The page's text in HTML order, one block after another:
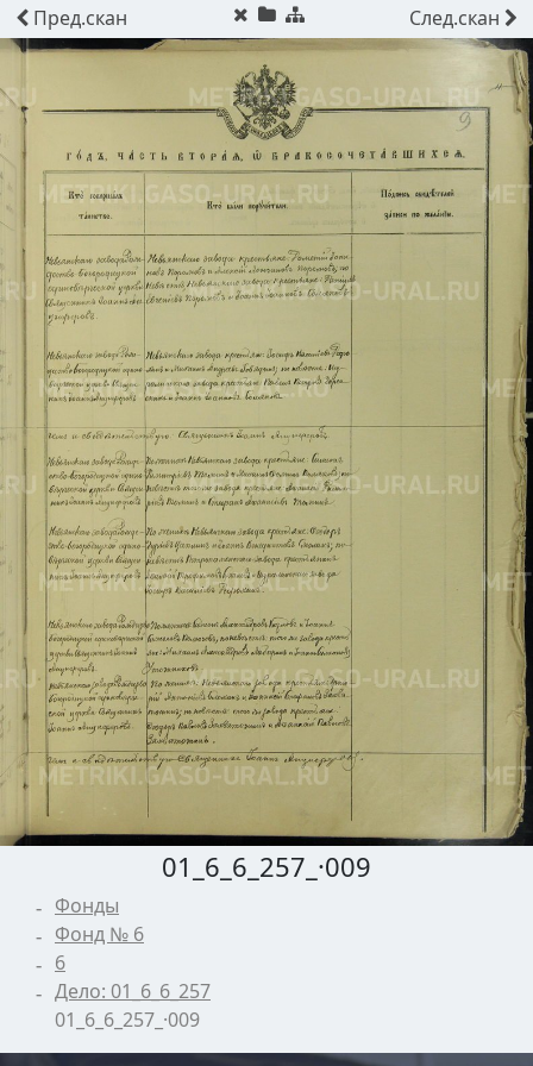
Пред.скан След.скан
01_6_6_257_·009
Фонды
Фонд № 6
6
Дело: 01_6_6_257
01_6_6_257_·009